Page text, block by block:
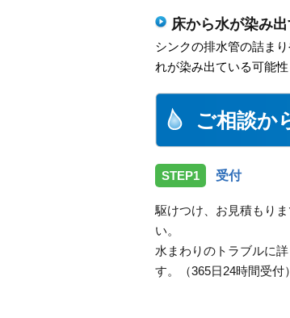
床から水が染み
シンクの排水管の詰ま
れが染み出ている可能
ご相談か
STEP1 受付
駆けつけ、お見積もり
い。
水まわりのトラブルに
す。（365日24時間受付）